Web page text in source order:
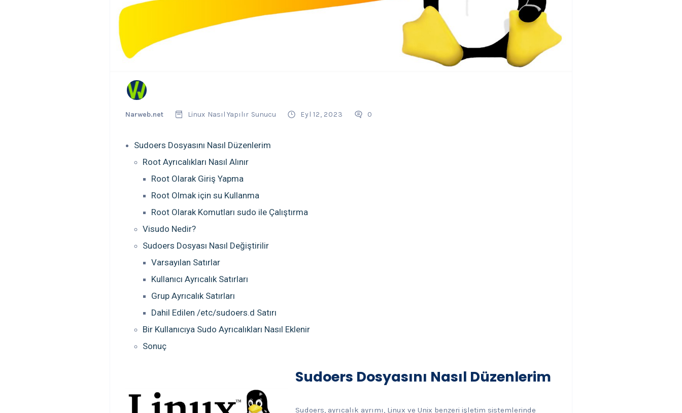
Narweb.net Linux Nasıl Yapılır Sunucu Eyl 12, 2023 0
Sudoers Dosyasını Nasıl Düzenlerim
Root Ayrıcalıkları Nasıl Alınır
Root Olarak Giriş Yapma
Root Olmak için su Kullanma
Root Olarak Komutları sudo ile Çalıştırma
Visudo Nedir?
Sudoers Dosyası Nasıl Değiştirilir
Varsayılan Satırlar
Kullanıcı Ayrıcalık Satırları
Grup Ayrıcalık Satırları
Dahil Edilen /etc/sudoers.d Satırı
Bir Kullanıcıya Sudo Ayrıcalıkları Nasıl Eklenir
Sonuç
Sudoers Dosyasını Nasıl Düzenlerim
Sudoers, ayrıcalık ayrımı, Linux ve Unix benzeri işletim sistemlerinde